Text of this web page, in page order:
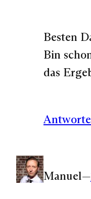
Besten
Bin
das
Manuel—